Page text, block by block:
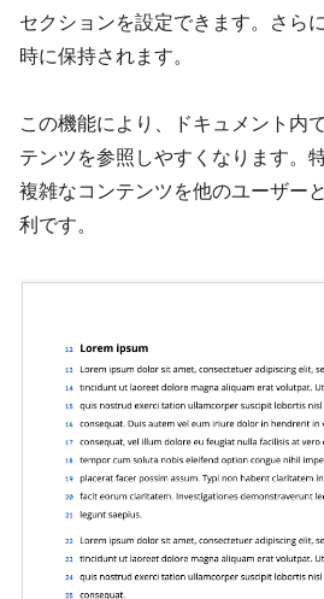
セクションを設定できます。さら
時に保持されます。
この機能により、ドキュメント内
テンツを参照しやすくなります。
複雑なコンテンツを他のユーザー
利です。